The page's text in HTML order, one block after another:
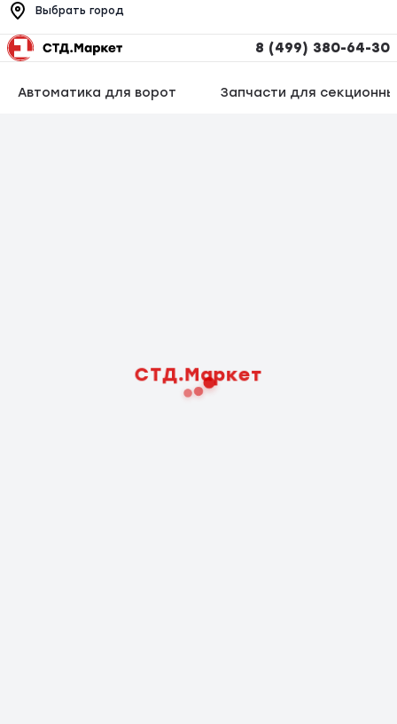
Выбрать город
8 (499) 380-64-30
Автоматика для ворот Запчасти для
СТД.Маркет